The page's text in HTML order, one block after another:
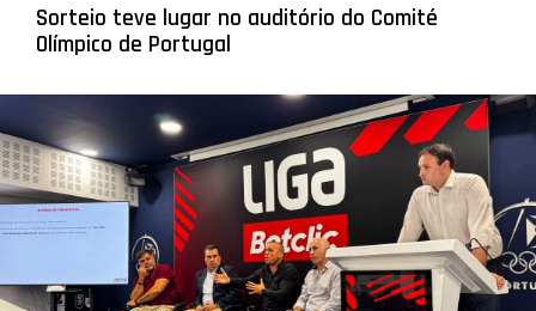
Sorteio teve lugar no auditório do Comité
Olímpico de Portugal